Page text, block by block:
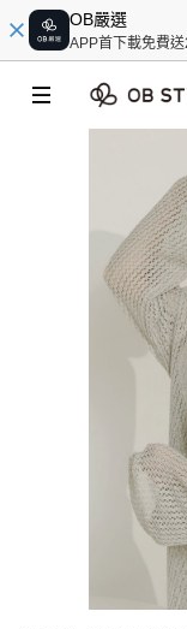
OB嚴選
APP首下載免費